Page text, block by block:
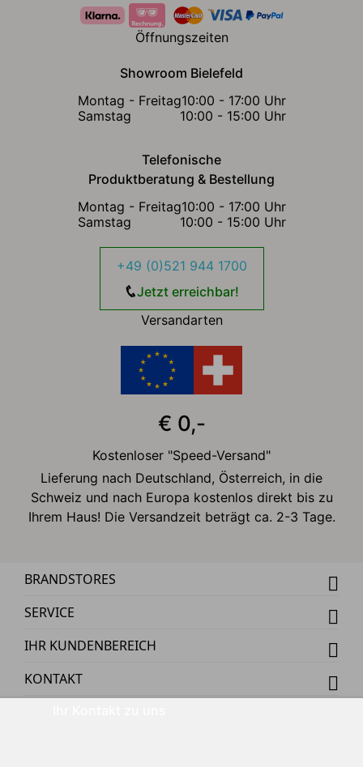
Öffnungszeiten
Showroom Bielefeld
Montag - Freitag10:00 - 17:00 Uhr
Samstag
10:00 - 15:00 Uhr
Telefonische
Produktberatung & Bestellung
Montag - Freitag10:00 - 17:00 Uhr
Samstag
10:00 - 15:00 Uhr
+49 (0)521 944 1700
Jetzt erreichbar!
Versandarten
€ 0,-
Kostenloser "Speed-Versand"
Lieferung nach Deutschland, Österreich, in die
Schweiz und nach Europa kostenlos direkt bis zu
Ihrem Haus! Die Versandzeit beträgt ca. 2-3 Tage.
BRANDSTORES
SERVICE
IHR KUNDENBEREICH
KONTAKT